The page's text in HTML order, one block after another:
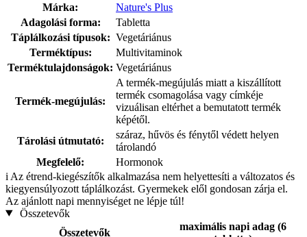
Márka:
Nature's Plus
Adagolási forma:
Tabletta
Táplálkozási típusok: Vegetáriánus
Terméktípus:
Multivitaminok
Terméktulajdonságok: Vegetáriánus
Termék-megújulás:
A termék-megújulás miatt a kiszállított
termék csomagolása vagy címkéje
vizuálisan eltérhet a bemutatott termék
képétől.
Tárolási útmutató:
száraz, hűvös és fénytől védett helyen
tárolandó
Megfelelő:
Hormonok
i Az étrend-kiegészítők alkalmazása nem helyettesíti a változatos és
kiegyensúlyozott táplálkozást. Gyermekek elől gondosan zárja el.
Az ajánlott napi mennyiséget ne lépje túl!
Összetevők
Összetevők
maximális napi adag (6